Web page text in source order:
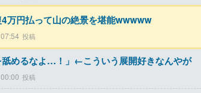
4万円払って山の絶景を堪能wwwww
舐めるなよ…！」←こういう展開好きなんやが